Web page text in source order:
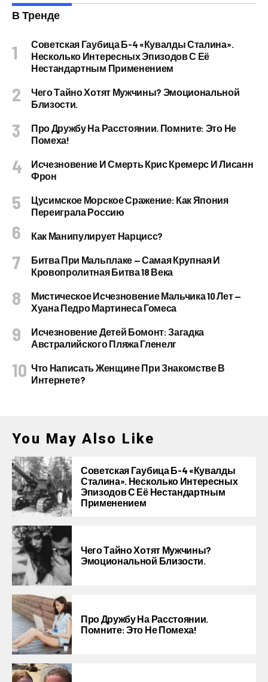
В Тренде
Советская Гаубица Б-4 «Кувалды Сталина».
Несколько Интересных Эпизодов С Её
Нестандартным Применением
Чего Тайно Хотят Мужчины? Эмоциональной
Близости.
Про Дружбу На Расстоянии. Помните: Это Не
Помеха!
Исчезновение И Смерть Крис Кремерс И Лисанн
Фрон
Цусимское Морское Сражение: Как Япония
Переиграла Россию
Как Манипулирует Нарцисс?
Битва При Мальплаке — Самая Крупная И
Кровопролитная Битва 18 Века
Мистическое Исчезновение Мальчика 10 Лет —
Хуана Педро Мартинеса Гомеса
Исчезновение Детей Бомонт: Загадка
Австралийского Пляжа Гленелг
Что Написать Женщине При Знакомстве В
Интернете?
You May Also Like
Советская Гаубица Б-4 «Кувалды
Сталина». Несколько Интересных
Эпизодов С Её Нестандартным
Применением
Чего Тайно Хотят Мужчины?
Эмоциональной Близости.
Про Дружбу На Расстоянии.
Помните: Это Не Помеха!